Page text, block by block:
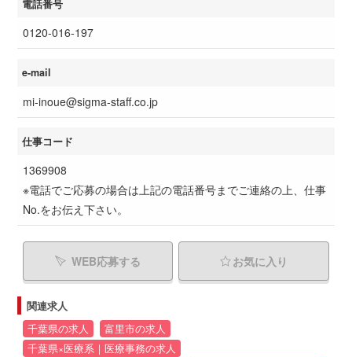
電話番号
0120-016-197
e-mail
mi-inoue@sigma-staff.co.jp
仕事コード
1369908
※電話でご応募の場合は上記の電話番号までご連絡の上、仕事
No.をお伝え下さい。
WEB応募する お気に入り
関連求人
千葉県の求人
富里市の求人
千葉県×医療系｜医療事務の求人